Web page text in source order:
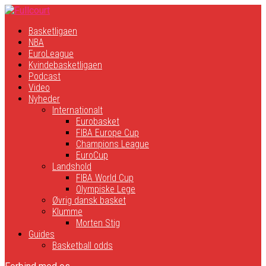
Basketligaen
NBA
EuroLeague
Kvindebasketligaen
Podcast
Video
Nyheder
Internationalt
Eurobasket
FIBA Europe Cup
Champions League
EuroCup
Landshold
FIBA World Cup
Olympiske Lege
Øvrig dansk basket
Klumme
Morten Stig
Guides
Basketball odds